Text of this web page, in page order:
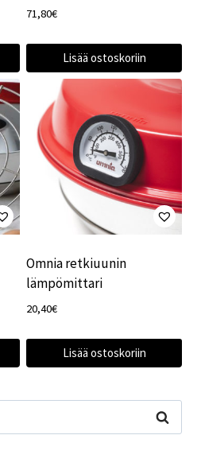
71,80€
Lisää ostoskoriin
Omnia retkiuunin
lämpömittari
20,40€
Lisää ostoskoriin
Haku